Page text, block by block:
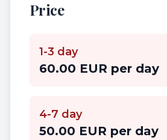
Price
1-3 day
60.00 EUR per day
4-7 day
50.00 EUR per day